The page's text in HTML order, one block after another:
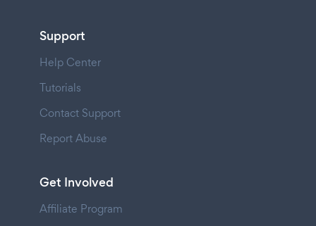
Support
Help Center
Tutorials
Contact Support
Report Abuse
Get Involved
Affiliate Program